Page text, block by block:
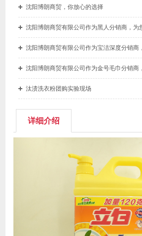
沈阳博朗商贸，你放心的选择
汰渍洗衣粉团购实验现场
详细介绍